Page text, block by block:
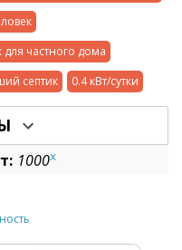
для частного дома
септик 0.4 кВт/сутки
1000x